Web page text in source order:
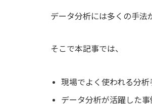
データ分析には多くの手法
そこで本記事では、
現場でよく使われる分析
データ分析が活躍した事